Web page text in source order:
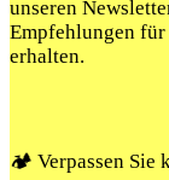
unseren
Empfehlungen für
erhalten.
🏕️ Verpassen Sie